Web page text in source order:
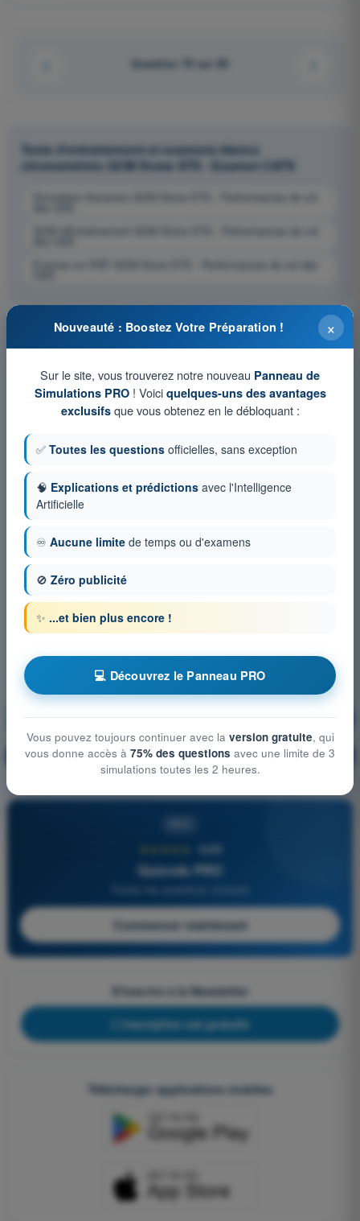
Question 79 sur 85
Tests d'entraînement et examens blancs
chronométrés QCM Drone STS - Examen CATS
Simulation d'examen QCM Drone STS - Performances de vol
Examen en PDF QCM Drone STS - Performances de vol des
Performances de vol des UAS S'entraîner !
🔒 PRO Explication de la question
4,6/5
Quizvds PRO
Commencer maintenant
S'inscrire à la Newsletter
L'inscription est gratuite
Télécharger applications mobiles
×
Nouveauté : Boostez Votre Préparation !
Sur le site, vous trouverez notre nouveau Panneau de
Simulations PRO! Voici quelques-uns des avantages
exclusifsque vous obtenez en le débloquant :
✅ Toutes les questions officielles, sans exception
🧠 Explications et prédictions avec l'Intelligence
Artificielle
♾️ Aucune limite de temps ou d'examens
🚫 Zéro publicité
✨ ...et bien plus encore !
💻 Découvrez le Panneau PRO
Vous pouvez toujours continuer avec la version gratuite, qui
vous donne accès à 75% des questions avec une limite de 3
simulations toutes les 2 heures.